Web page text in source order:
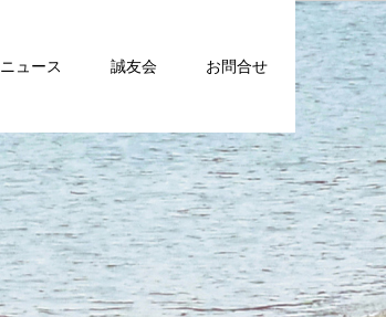
ニュース 誠友会 お問合せ